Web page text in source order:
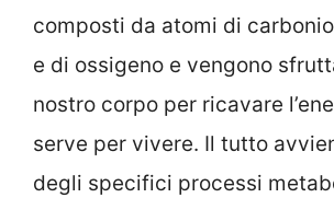
composti da atomi di
e di ossigeno e vengono
nostro corpo per ricavare
serve per vivere. Il tutto
degli specifici processi